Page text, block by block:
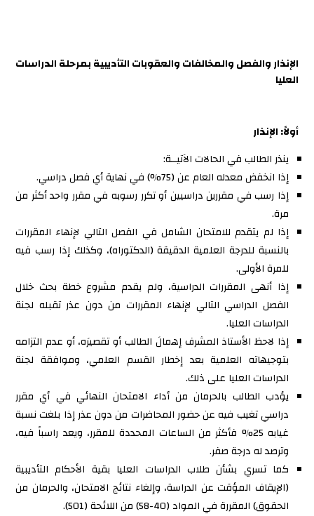
الإنذار والفصل والمخالفات والعقوبات التأديبية بمرحلة الدراسات
العليا
أولاً: الإنذار
ينذر الطالب في الحالات الآتيــة:
إذا انخفض معدله العام عن (75%) في نهاية أي فصل دراسي.
إذا رسب في مقررين دراسيين أو تكرر رسوبه في مقرر واحد أكثر من
مرة.
إذا لم يتقدم للامتحان الشامل في الفصل التالي لإنهاء المقررات
بالنسبة للدرجة العلمية الدقيقة (الدكتوراه)، وكذلك إذا رسب فيه
للمرة الأولى.
إذا أنهى المقررات الدراسية، ولم يقدم مشروع خطة بحث خلال
الفصل الدراسي التالي لإنهاء المقررات من دون عذر تقبله لجنة
الدراسات العليا.
إذا لاحظ الأستاذ المشرف إهمالَ الطالب أو تقصيرَه، أو عدم التزامه
بتوجيهاته العلمية بعد إخطار القسم العلمي، وموافقة لجنة
الدراسات العليا على ذلك.
يؤدب الطالب بالحرمان من أداء الامتحان النهائي في أي مقرر
دراسي تغيب فيه عن حضور المحاضرات من دون عذر إذا بلغت نسبة
غيابه 25% فأكثر من الساعات المحددة للمقرر، ويعد راسباً فيه،
وترصد له درجة صفر.
كما تسري بشأن طلاب الدراسات العليا بقية الأحكام التأديبية
(الإيقاف المؤقت عن الدراسة، وإلغاء نتائج الامتحان، والحرمان من
الحقوق) المقررة في المواد (40-58) من اللائحة (501).